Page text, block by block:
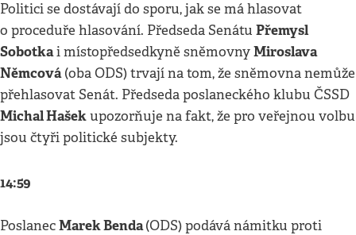
Politici se dostávají do sporu, jak se má hlasovat
o proceduře hlasování. Předseda Senátu Přemysl
Sobotkai místopředsedkyně sněmovnyMiroslava
Němcová(oba ODS) trvají na tom, že sněmovna nemůže
přehlasovat Senát. Předseda poslaneckého klubu ČSSD
Michal Hašekupozorňuje na fakt, že pro veřejnou volbu
jsou čtyři politické subjekty.
14:59
PoslanecMarek Benda(ODS) podává námitku proti